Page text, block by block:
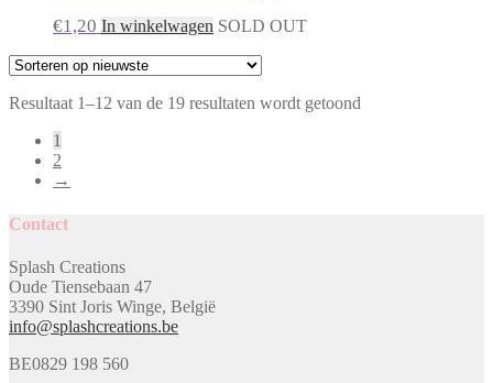
de
€1,20 In winkelwagen SOLD OUT
Resultaat 1–12 van de 19 resultaten wordt getoond
1
2
→
Contact
Splash Creations
Oude Tiensebaan 47
3390 Sint Joris Winge, België
info@splashcreations.be
BE0829 198 560